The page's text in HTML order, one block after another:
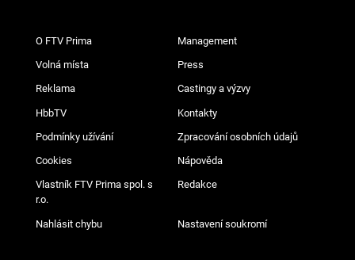
O FTV Prima Management
Volná místa Press
Reklama Castingy a výzvy
HbbTV Kontakty
Podmínky užívání Zpracování osobních údajů
Cookies Nápověda
Vlastník FTV Prima spol. s
r.o.
Redakce
Nahlásit chybu Nastavení soukromí